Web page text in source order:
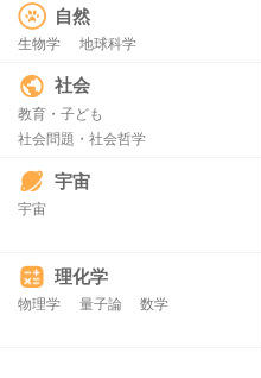
自然
生物学 地球科学
社会
教育・子ども
社会問題・社会哲学
宇宙
宇宙
理化学
物理学 量子論 数学